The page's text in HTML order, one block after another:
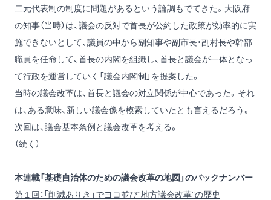
二元代表制の制度に問題があるという論調もでてきた。大阪府
の知事（当時）は、議会の反対で首長が公約した政策が効率的に実
施できないとして、議員の中から副知事や副市長・副村長や幹部
職員を任命して、首長の内閣を組織し、首長と議会が一体となっ
て行政を運営していく「議会内閣制」を提案した。
当時の議会改革は、首長と議会の対立関係が中心であった。それ
は、ある意味、新しい議会像を模索していたとも言えるだろう。
次回は、議会基本条例と議会改革を考える。
（続く）
本連載「基礎自治体のための議会改革の地図」のバックナンバー
第１回：「削減ありき」でヨコ並び“地方議会改革”の歴史